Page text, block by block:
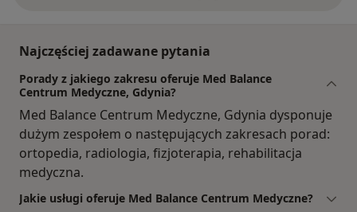
Najczęściej zadawane pytania
Porady z jakiego zakresu oferuje Med Balance
Centrum Medyczne, Gdynia?
Med Balance Centrum Medyczne, Gdynia dysponuje
dużym zespołem o następujących zakresach porad:
ortopedia, radiologia, fizjoterapia, rehabilitacja
medyczna.
Jakie usługi oferuje Med Balance Centrum Medyczne?